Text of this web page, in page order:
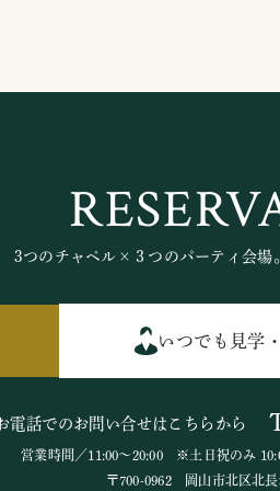
3つのチャペル×３つのパーティ会場
いつでも見学
電話でのお問い合せはこちらから
営業時間／11:00～20:00 ※土日祝のみ
〒700-0962 岡山市北区北長